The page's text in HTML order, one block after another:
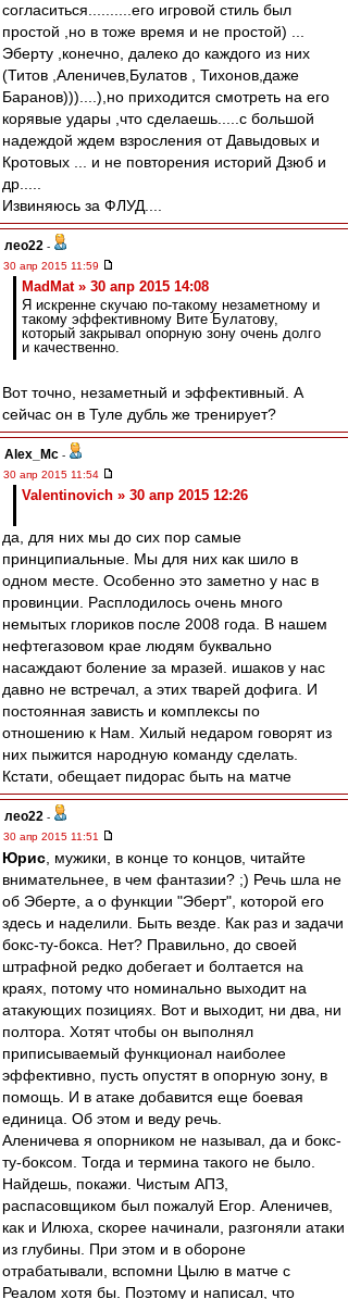
согласиться..........его игровой стиль был
простой ,но в тоже время и не простой) ...
Эберту ,конечно, далеко до каждого из них
(Титов ,Аленичев,Булатов , Тихонов,даже
Баранов)))....),но приходится смотреть на его
корявые удары ,что сделаешь.....с большой
надеждой ждем взросления от Давыдовых и
Кротовых ... и не повторения историй Дзюб и
др.....
Извиняюсь за ФЛУД....
лео22 -
30 апр 2015 11:59
MadMat » 30 апр 2015 14:08
Я искренне скучаю по-такому незаметному и
такому эффективному Вите Булатову,
который закрывал опорную зону очень долго
и качественно.
Вот точно, незаметный и эффективный. А
сейчас он в Туле дубль же тренирует?
Alex_Mc -
30 апр 2015 11:54
Valentinovich » 30 апр 2015 12:26
да, для них мы до сих пор самые
принципиальные. Мы для них как шило в
одном месте. Особенно это заметно у нас в
провинции. Расплодилось очень много
немытых глориков после 2008 года. В нашем
нефтегазовом крае людям буквально
насаждают боление за мразей. ишаков у нас
давно не встречал, а этих тварей дофига. И
постоянная зависть и комплексы по
отношению к Нам. Хилый недаром говорят из
них пыжится народную команду сделать.
Кстати, обещает пидорас быть на матче
лео22 -
30 апр 2015 11:51
Юрис , мужики, в конце то концов, читайте
внимательнее, в чем фантазии? ;) Речь шла не
об Эберте, а о функции "Эберт", которой его
здесь и наделили. Быть везде. Как раз и задачи
бокс-ту-бокса. Нет? Правильно, до своей
штрафной редко добегает и болтается на
краях, потому что номинально выходит на
атакующих позициях. Вот и выходит, ни два, ни
полтора. Хотят чтобы он выполнял
приписываемый функционал наиболее
эффективно, пусть опустят в опорную зону, в
помощь. И в атаке добавится еще боевая
единица. Об этом и веду речь.
Аленичева я опорником не называл, да и бокс-
ту-боксом. Тогда и термина такого не было.
Найдешь, покажи. Чистым АПЗ,
распасовщиком был пожалуй Егор. Аленичев,
как и Илюха, скорее начинали, разгоняли атаки
из глубины. При этом и в обороне
отрабатывали, вспомни Цылю в матче с
Реалом хотя бы. Поэтому и написал, что